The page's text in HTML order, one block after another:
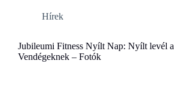
Hírek
Jubileumi Fitness Nyílt Nap: Nyílt levél a
Vendégeknek – Fotók